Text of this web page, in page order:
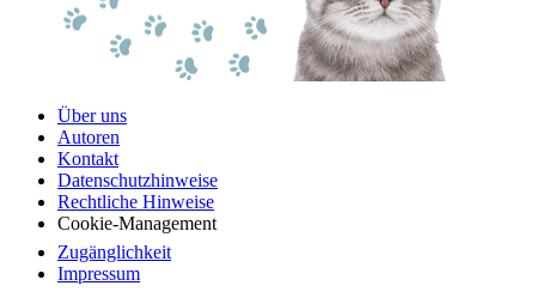
Über uns
Autoren
Kontakt
Datenschutzhinweise
Rechtliche Hinweise
Cookie-Management
Zugänglichkeit
Impressum